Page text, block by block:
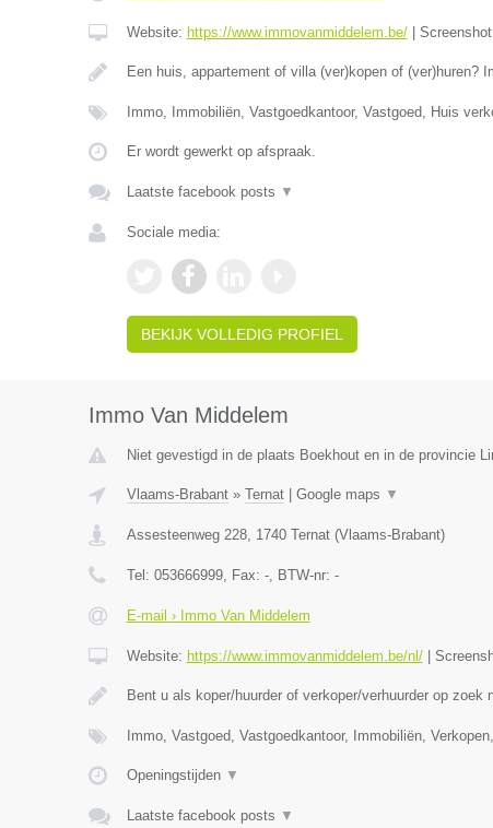
Website: https://www.immovanmiddelem.be/| Screenshot
Een huis, appartement of villa (ver)kopen of (ver)huren?
Immo, Immobiliën, Vastgoedkantoor, Vastgoed, Huis
Er wordt gewerkt op afspraak.
Laatste facebook posts ▼
Sociale media:
BEKIJK VOLLEDIG PROFIEL
Immo Van Middelem
Niet gevestigd in de plaats Boekhout en in de provincie
Vlaams-Brabant» Ternat| Google maps ▼
Assesteenweg 228, 1740 Ternat(Vlaams-Brabant)
Tel: 053666999, Fax: -, BTW-nr: -
E-mail › Immo Van Middelem
Website: https://www.immovanmiddelem.be/nl/|
Bent u als koper/huurder of verkoper/verhuurder op zoek
Immo, Vastgoed, Vastgoedkantoor, Immobiliën,
Openingstijden ▼
Laatste facebook posts ▼